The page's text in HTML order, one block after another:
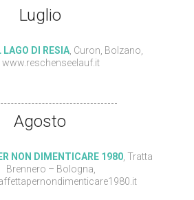
Luglio
LAGO DI RESIA , Curon, Bolzano,
www.reschenseelauf.it
Agosto
NON DIMENTICARE 1980, Tratta
Brennero – Bologna,